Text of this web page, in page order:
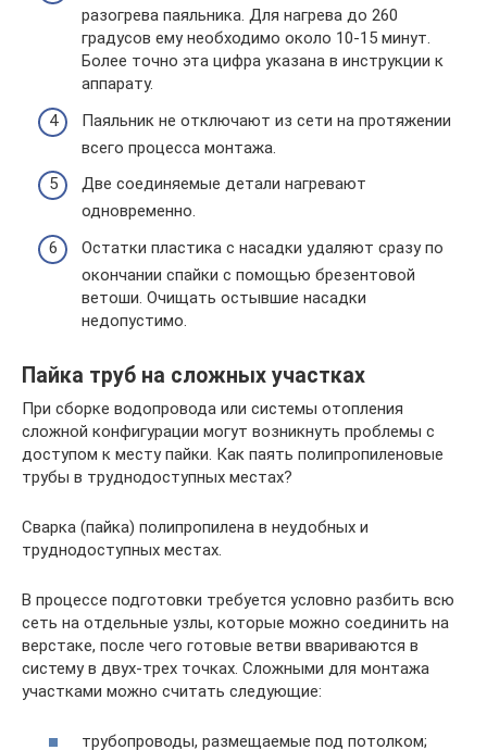
разогрева паяльника. Для нагрева до 260
градусов ему необходимо около 10-15 минут.
Более точно эта цифра указана в инструкции к
аппарату.
Паяльник не отключают из сети на протяжении
всего процесса монтажа.
Две соединяемые детали нагревают
одновременно.
Остатки пластика с насадки удаляют сразу по
окончании спайки с помощью брезентовой
ветоши. Очищать остывшие насадки
недопустимо.
Пайка труб на сложных участках
При сборке водопровода или системы отопления
сложной конфигурации могут возникнуть проблемы с
доступом к месту пайки. Как паять полипропиленовые
трубы в труднодоступных местах?
Сварка (пайка) полипропилена в неудобных и
труднодоступных местах.
В процессе подготовки требуется условно разбить всю
сеть на отдельные узлы, которые можно соединить на
верстаке, после чего готовые ветви ввариваются в
систему в двух-трех точках. Сложными для монтажа
участками можно считать следующие:
трубопроводы, размещаемые под потолком;